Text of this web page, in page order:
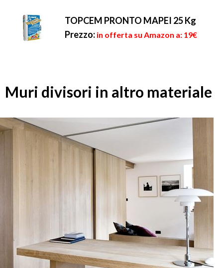
TOPCEM PRONTO MAPEI 25 Kg
Prezzo: in offerta su Amazon a: 19€
Muri divisori in altro materiale